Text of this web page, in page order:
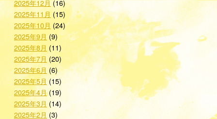
2025年12月(16)
2025年11月 (15)
2025年10月 (24)
2025年9月 (9)
2025年8月 (11)
2025年7月 (20)
2025年6月(6)
2025年5月(15)
2025年4月(19)
2025年3月(14)
2025年2月 (3)